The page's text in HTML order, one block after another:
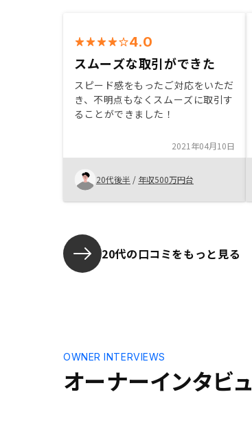
4.0
スムーズな取引ができた
スピード感をもったご対応をいただ
き、不明点もなくスムーズに取引す
ることができました！
2021年04月10日
20代後半 / 年収500万円台
20代の口コミをもっと見る
オーナーインタビ
OWNER INTERVIEWS